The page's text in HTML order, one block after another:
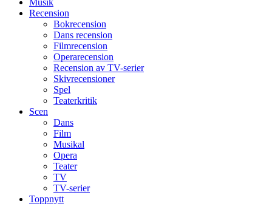
Recension
Bokrecension
Dans recension
Filmrecension
Operarecension
Recension av TV-serier
Skivrecensioner
Spel
Teaterkritik
Scen
Dans
Film
Musikal
Opera
Teater
TV
TV-serier
Toppnytt